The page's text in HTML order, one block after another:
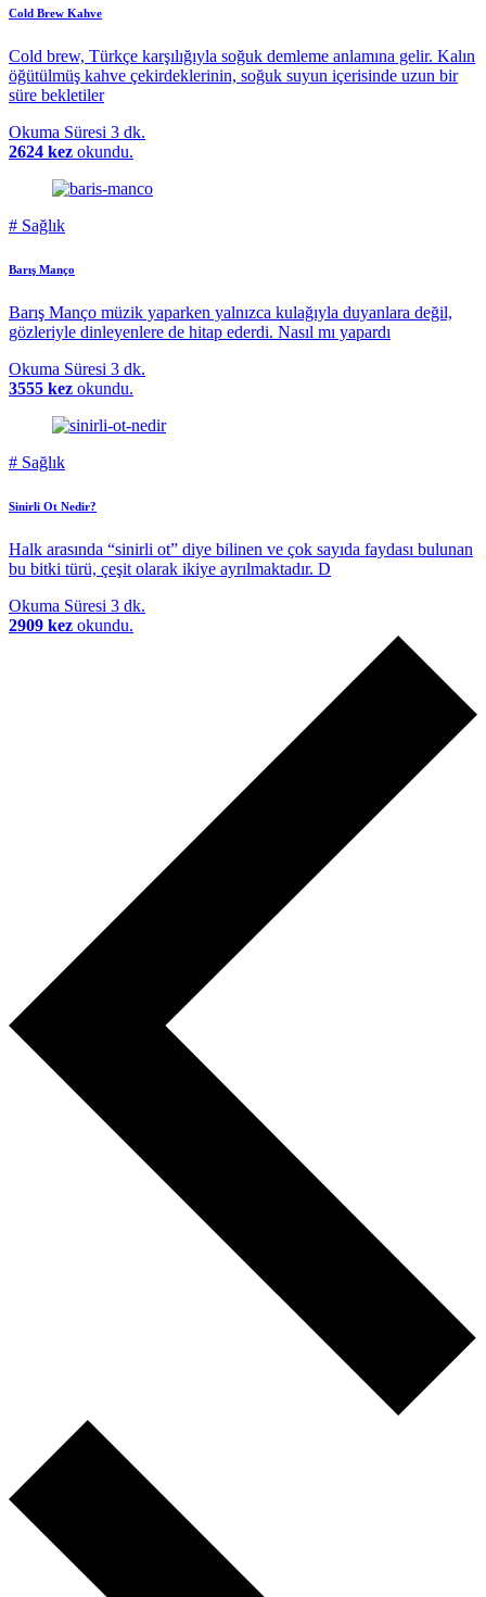
Cold Brew Kahve
Cold brew, Türkçe karşılığıyla soğuk demleme anlamına gelir. Kalın
öğütülmüş kahve çekirdeklerinin, soğuk suyun içerisinde uzun bir
süre bekletiler
Okuma Süresi 3 dk.
2624 kez okundu.
# Sağlık
Barış Manço
Barış Manço müzik yaparken yalnızca kulağıyla duyanlara değil,
gözleriyle dinleyenlere de hitap ederdi. Nasıl mı yapardı
Okuma Süresi 3 dk.
3555 kez okundu.
# Sağlık
Sinirli Ot Nedir?
Halk arasında “sinirli ot” diye bilinen ve çok sayıda faydası bulunan
bu bitki türü, çeşit olarak ikiye ayrılmaktadır. D
Okuma Süresi 3 dk.
2909 kez okundu.